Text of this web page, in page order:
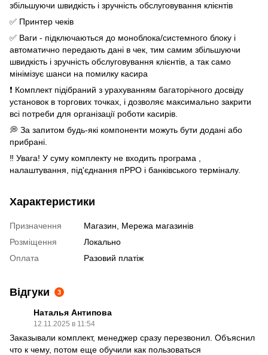
збільшуючи швидкість і зручність обслуговування клієнтів
✅ Принтер чеків
✅ Ваги - підключаються до моноблока/системного блоку і
автоматично передають дані в чек, тим самим збільшуючи
швидкість і зручність обслуговування клієнтів, а так само
мінімізує шанси на помилку касира
❗️ Комплект підібраний з урахуванням багаторічного досвіду
установок в торгових точках, і дозволяє максимально закрити
всі потреби для організації роботи касирів.
💭 За запитом будь-які компоненти можуть бути додані або
прибрані.
‼️ Увага! У суму комплекту не входить програма ,
налаштування, під'єднання пРРО і банківського терміналу.
Характеристики
Призначення
Магазин, Мережа магазинів
Розміщення
Локально
Оплата
Разовий платіж
Відгуки 3
Наталья Антипова
12.11.2025 в 11:54
Заказывали комплект, менеджер сразу перезвонил. Объяснил
что к чему, потом еще обучили как пользоваться